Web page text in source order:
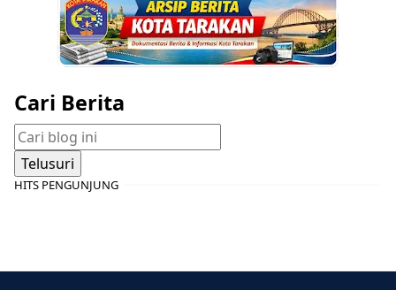
Cari Berita
HITS PENGUNJUNG